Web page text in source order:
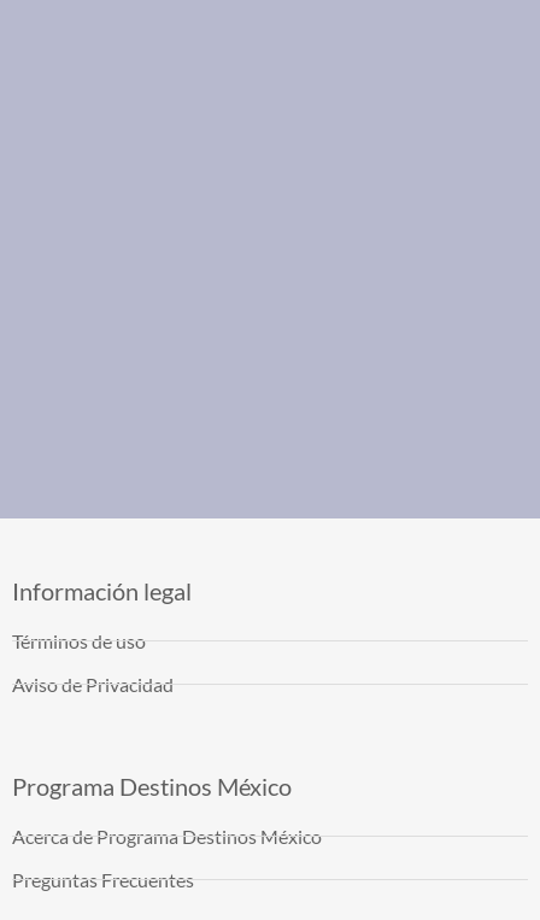
Información legal
Términos de uso
Aviso de Privacidad
Programa Destinos México
Acerca de Programa Destinos México
Preguntas Frecuentes